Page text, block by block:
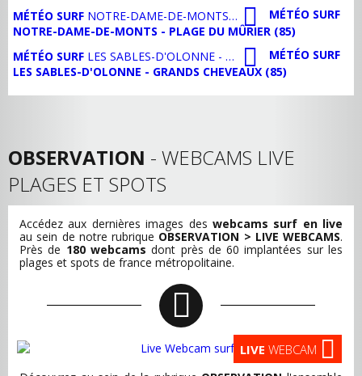
MÉTÉO SURF NOTRE-DAME-DE-MONTS - PLAGE DU MÛRIER (85)
MÉTÉO SURF
NOTRE-DAME-DE-MONTS - PLAGE DU MÛRIER (85)
MÉTÉO SURF LES SABLES-D'OLONNE - GRANDS CHEVEAUX (85)
MÉTÉO SURF
LES SABLES-D'OLONNE - GRANDS CHEVEAUX (85)
OBSERVATION - WEBCAMS LIVE
PLAGES ET SPOTS
Accédez aux dernières images des webcams surf en live
au sein de notre rubrique OBSERVATION > LIVE WEBCAMS.
Près de 180 webcams dont près de 60 implantées sur les
plages et spots de france métropolitaine.
LIVE WEBCAM